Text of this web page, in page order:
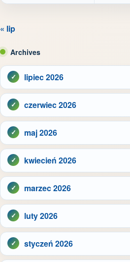
« lip
Archives
lipiec 2026
czerwiec 2026
maj 2026
kwiecień 2026
marzec 2026
luty 2026
styczeń 2026